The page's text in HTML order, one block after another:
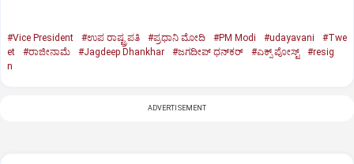
#Vice President #ಉಪ ರಾಷ್ಟ್ರಪತಿ #ಪ್ರಧಾನಿ ಮೋದಿ #PM Modi #udayavani
#Twe
et
#ರಾಜೀನಾಮೆ #Jagdeep Dhankhar #ಜಗದೀಪ್‌ ಧನ್‌ಕರ್‌ #ಎಕ್ಸ್‌ ಪೋಸ್ಟ್
#resig
n
ADVERTISEMENT